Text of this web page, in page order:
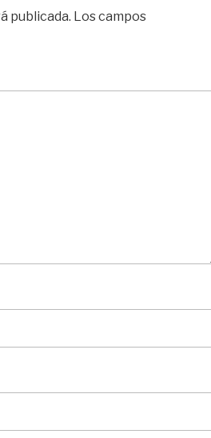
publicada. Los campos